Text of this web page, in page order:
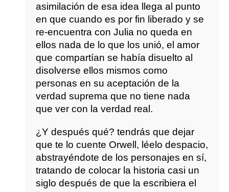
asimilación de esa idea llega al punto
en que cuando es por fin liberado y se
re-encuentra con Julia no queda en
ellos nada de lo que los unió, el amor
que compartían se había disuelto al
disolverse ellos mismos como
personas en su aceptación de la
verdad suprema que no tiene nada
que ver con la verdad real.
¿Y después qué? tendrás que dejar
que te lo cuente Orwell, léelo despacio,
abstrayéndote de los personajes en sí,
tratando de colocar la historia casi un
siglo después de que la escribiera el